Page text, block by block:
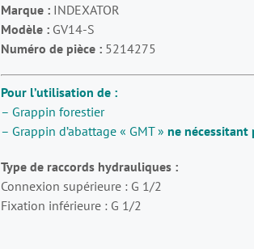
Marque : INDEXATOR
Modèle : GV14-S
Numéro de pièce : 5214275
Pour l’utilisation de :
– Grappin forestier
– Grappin d’abattage « GMT » ne
Type de raccords hydrauliques :
Connexion supérieure : G 1/2
Fixation inférieure : G 1/2